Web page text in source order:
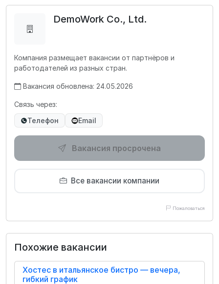
DemoWork Co., Ltd.
Компания размещает вакансии от партнёров и
работодателей из разных стран.
Вакансия обновлена: 24.05.2026
Связь через:
Телефон
Email
Вакансия просрочена
Все вакансии компании
Пожаловаться
Похожие вакансии
Хостес в итальянское бистро — вечера,
гибкий график